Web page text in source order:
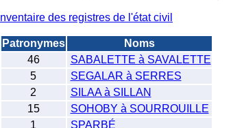
Inventaire des registres de l'état civil
Patronymes
Noms
46
SABALETTE à SAVALETTE
5
SEGALAR à SERRES
2
SILAA à SILLAN
15
SOHOBY à SOURROUILLE
1
SPARBÉ